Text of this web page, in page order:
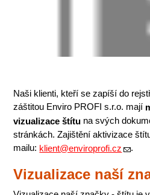
Naši klienti, kteří se zapíší do
záštitou Enviro PROFI s.r.o. mají
vizualizace štítu na svých
stránkách. Zajištění aktivizace
mailu: klient@enviroprofi.cz .
Vizualizace naší